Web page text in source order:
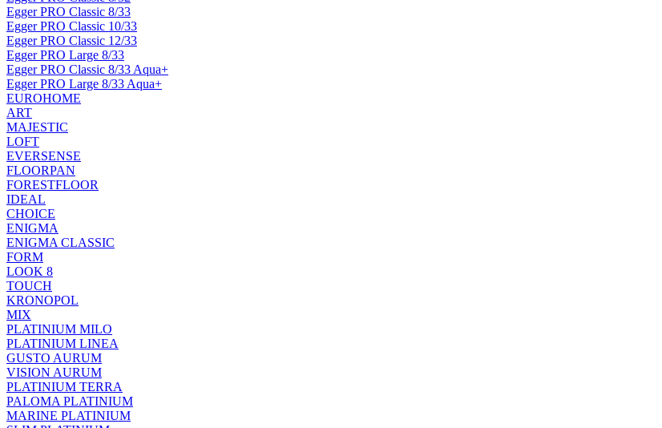
Egger PRO Classic 8/33
Egger PRO Classic 10/33
Egger PRO Classic 12/33
Egger PRO Large 8/33
Egger PRO Classic 8/33 Aqua+
Egger PRO Large 8/33 Aqua+
EUROHOME
ART
MAJESTIC
LOFT
EVERSENSE
FLOORPAN
FORESTFLOOR
IDEAL
CHOICE
ENIGMA
ENIGMA CLASSIC
FORM
LOOK 8
TOUCH
KRONOPOL
MIX
PLATINIUM MILO
PLATINIUM LINEA
GUSTO AURUM
VISION AURUM
PLATINIUM TERRA
PALOMA PLATINIUM
MARINE PLATINIUM